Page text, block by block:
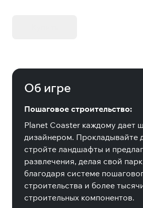
Об игре
Пошаговое строительство:
Planet Coaster каждому дает
дизайнером. Прокладывайте
стройте ландшафты и
развлечения, делая свой
благодаря системе
строительства и более
строительных компонентов.